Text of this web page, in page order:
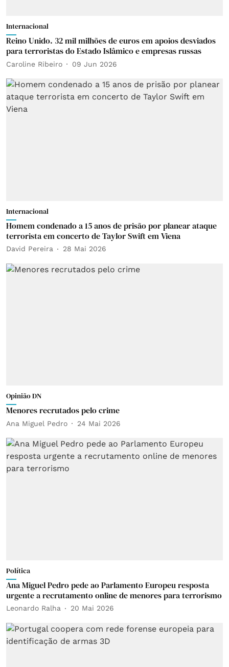
Internacional
Reino Unido. 32 mil milhões de euros em apoios desviados
para terroristas do Estado Islâmico e empresas russas
Caroline Ribeiro 09 Jun 2026
Internacional
Homem condenado a 15 anos de prisão por planear ataque
terrorista em concerto de Taylor Swift em Viena
David Pereira 28 Mai 2026
Opinião DN
Menores recrutados pelo crime
Ana Miguel Pedro 24 Mai 2026
Política
Ana Miguel Pedro pede ao Parlamento Europeu resposta
urgente a recrutamento online de menores para terrorismo
Leonardo Ralha 20 Mai 2026